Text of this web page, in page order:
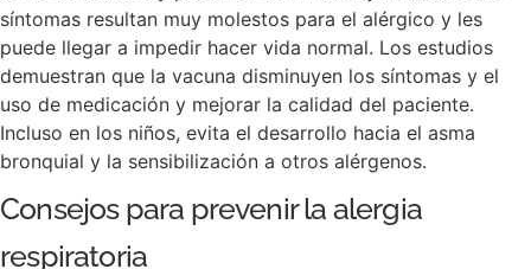
síntomas resultan muy molestos para el alérgico y les
puede llegar a impedir hacer vida normal. Los estudios
demuestran que la vacuna disminuyen los síntomas y el
uso de medicación y mejorar la calidad del paciente.
Incluso en los niños, evita el desarrollo hacia el asma
bronquial y la sensibilización a otros alérgenos.
Consejos para prevenir la alergia
respiratoria